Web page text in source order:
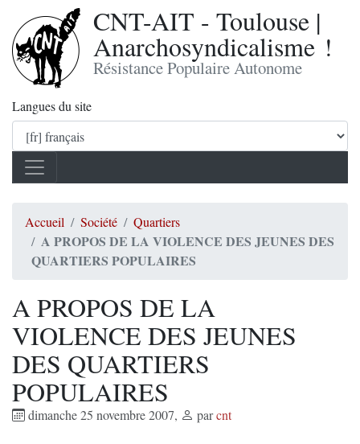
CNT-AIT - Toulouse |
Anarchosyndicalisme !
Résistance Populaire Autonome
Langues du site
Accueil Société Quartiers
A PROPOS DE LA VIOLENCE DES JEUNES DES
QUARTIERS POPULAIRES
A PROPOS DE LA
VIOLENCE DES JEUNES
DES QUARTIERS
POPULAIRES
dimanche 25 novembre 2007, parcnt